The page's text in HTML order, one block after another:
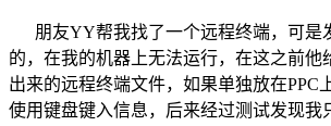
朋友YY帮我找了一个远程终端，可是
的，在我的机器上无法运行，在这之前他
出来的远程终端文件，如果单独放在PPC
使用键盘键入信息，后来经过测试发现我